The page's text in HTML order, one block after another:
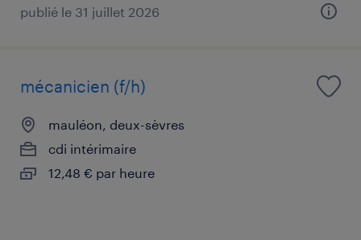
publié le 31 juillet 2026
mécanicien (f/h)
mauléon, deux-sèvres
cdi intérimaire
12,48 € par heure